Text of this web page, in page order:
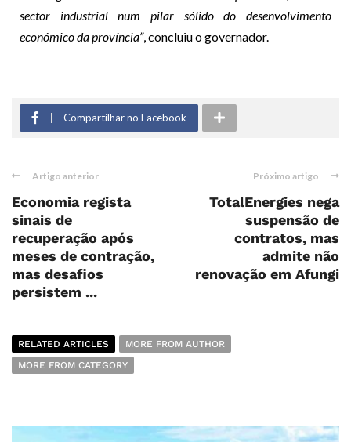
sector industrial num pilar sólido do desenvolvimento
económico da província”, concluiu o governador.
Compartilhar no Facebook
Artigo anterior
Economia regista
sinais de
recuperação após
meses de contração,
mas desafios
persistem ...
Próximo artigo
TotalEnergies nega
suspensão de
contratos, mas
admite não
renovação em Afungi
RELATED ARTICLES
MORE FROM AUTHOR
MORE FROM CATEGORY